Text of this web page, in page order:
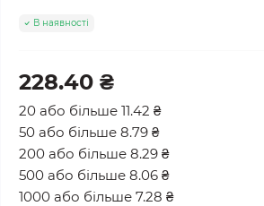
В наявності
228.40 ₴
20 або більше 11.42 ₴
50 або більше 8.79 ₴
200 або більше 8.29 ₴
500 або більше 8.06 ₴
1000 або більше 7.28 ₴